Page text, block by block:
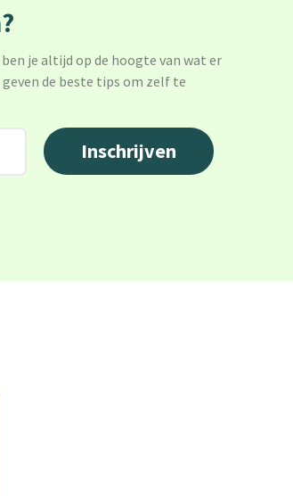
je altijd op de hoogte van wat er
de beste tips om zelf te